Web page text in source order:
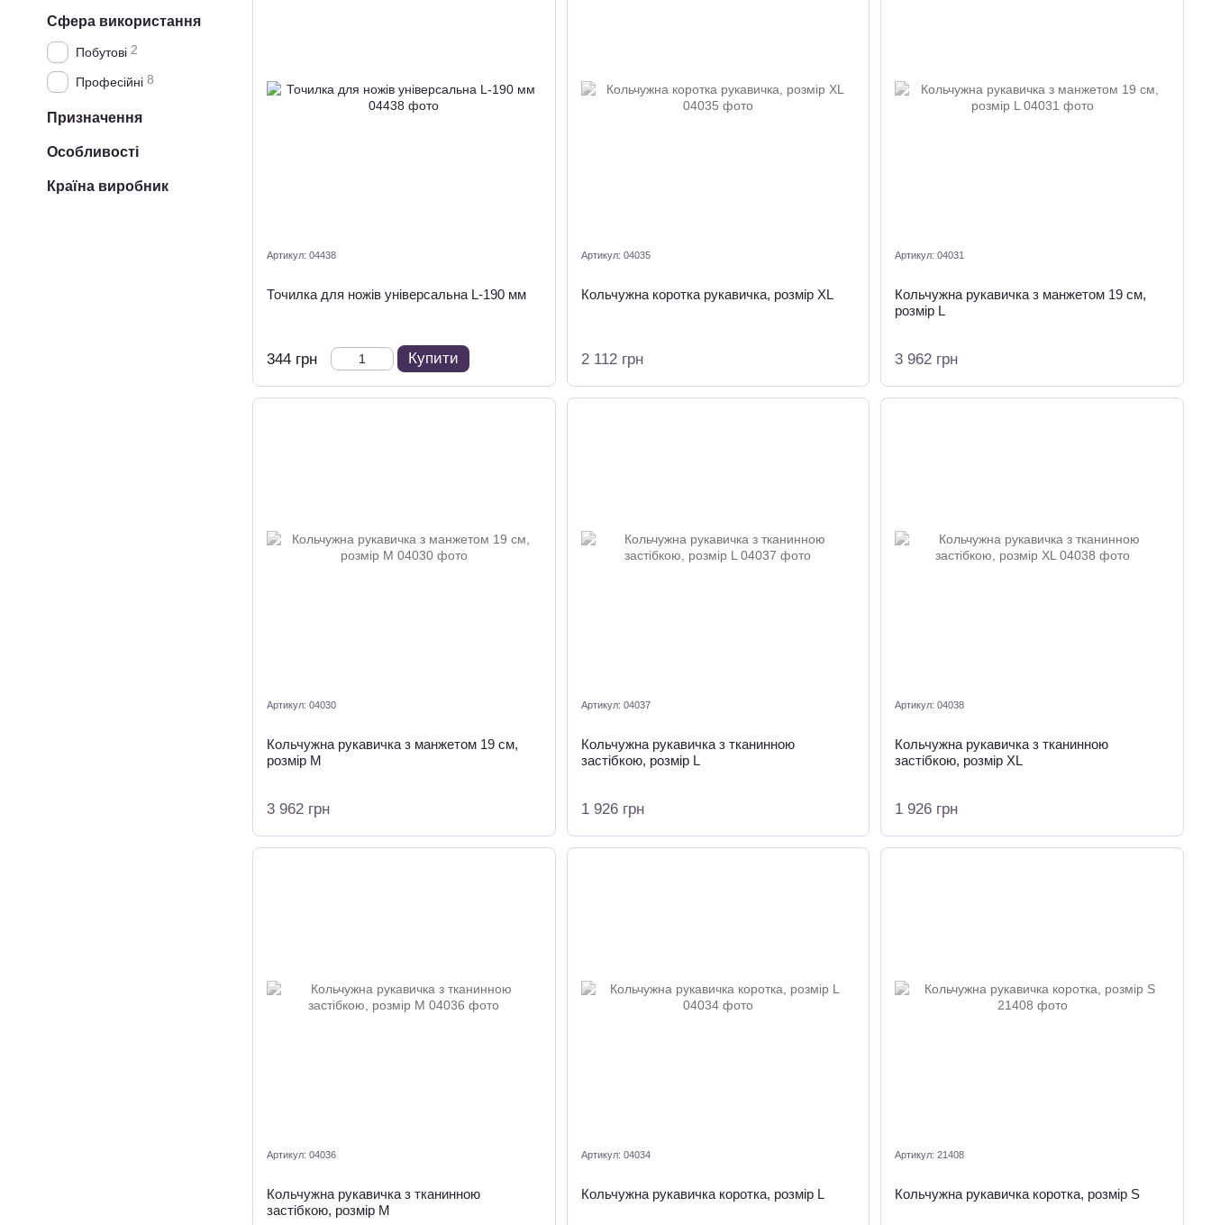
Артикул: 04438
Точилка для ножів універсальна L-190 мм
344 грн Купити
Артикул: 04035
Кольчужна коротка рукавичка, розмір XL
2 112 грн
Артикул: 04031
Кольчужна рукавичка з манжетом 19 см,
розмір L
3 962 грн
Артикул: 04030
Кольчужна рукавичка з манжетом 19 см,
розмір М
3 962 грн
Артикул: 04037
Кольчужна рукавичка з тканинною
застібкою, розмір L
1 926 грн
Артикул: 04038
Кольчужна рукавичка з тканинною
застібкою, розмір XL
1 926 грн
Артикул: 04036
Кольчужна рукавичка з тканинною
застібкою, розмір М
Артикул: 04034
Кольчужна рукавичка коротка, розмір L
Артикул: 21408
Кольчужна рукавичка коротка, розмір S
Сфера використання
Побутові 2
Професійні 8
Призначення
Особливості
Країна виробник